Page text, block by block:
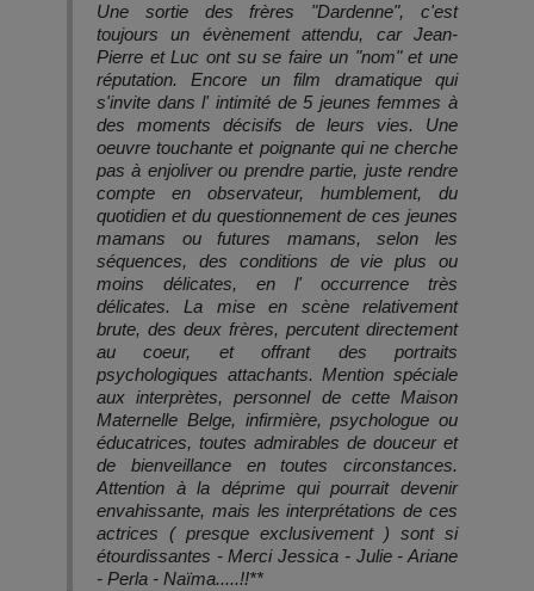
Une sortie des frères "Dardenne", c'est
toujours un évènement attendu, car Jean-
Pierre et Luc ont su se faire un "nom" et une
réputation. Encore un film dramatique qui
s'invite dans l' intimité de 5 jeunes femmes à
des moments décisifs de leurs vies. Une
oeuvre touchante et poignante qui ne cherche
pas à enjoliver ou prendre partie, juste rendre
compte en observateur, humblement, du
quotidien et du questionnement de ces jeunes
mamans ou futures mamans, selon les
séquences, des conditions de vie plus ou
moins délicates, en l' occurrence très
délicates. La mise en scène relativement
brute, des deux frères, percutent directement
au coeur, et offrant des portraits
psychologiques attachants. Mention spéciale
aux interprètes, personnel de cette Maison
Maternelle Belge, infirmière, psychologue ou
éducatrices, toutes admirables de douceur et
de bienveillance en toutes circonstances.
Attention à la déprime qui pourrait devenir
envahissante, mais les interprétations de ces
actrices ( presque exclusivement ) sont si
étourdissantes - Merci Jessica - Julie - Ariane
- Perla - Naïma.....!!**